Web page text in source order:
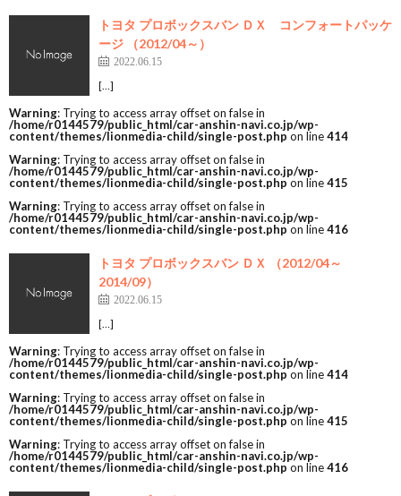
トヨタ プロボックスバン ＤＸ コンフォートパッケ
ージ （2012/04～）
2022.06.15
[…]
Warning: Trying to access array offset on false in
/home/r0144579/public_html/car-anshin-navi.co.jp/wp-
content/themes/lionmedia-child/single-post.php on line414
Warning: Trying to access array offset on false in
/home/r0144579/public_html/car-anshin-navi.co.jp/wp-
content/themes/lionmedia-child/single-post.php on line415
Warning: Trying to access array offset on false in
/home/r0144579/public_html/car-anshin-navi.co.jp/wp-
content/themes/lionmedia-child/single-post.php on line416
トヨタ プロボックスバン ＤＸ （2012/04～
2014/09）
2022.06.15
[…]
Warning: Trying to access array offset on false in
/home/r0144579/public_html/car-anshin-navi.co.jp/wp-
content/themes/lionmedia-child/single-post.php on line414
Warning: Trying to access array offset on false in
/home/r0144579/public_html/car-anshin-navi.co.jp/wp-
content/themes/lionmedia-child/single-post.php on line415
Warning: Trying to access array offset on false in
/home/r0144579/public_html/car-anshin-navi.co.jp/wp-
content/themes/lionmedia-child/single-post.php on line416